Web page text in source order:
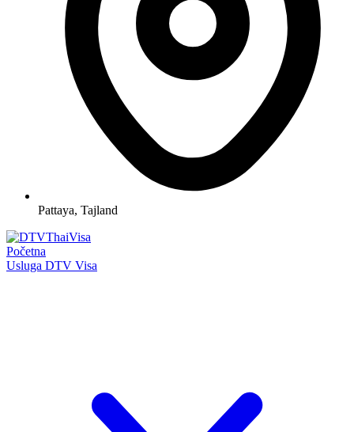
Pattaya, Tajland
Početna
Usluga DTV Visa